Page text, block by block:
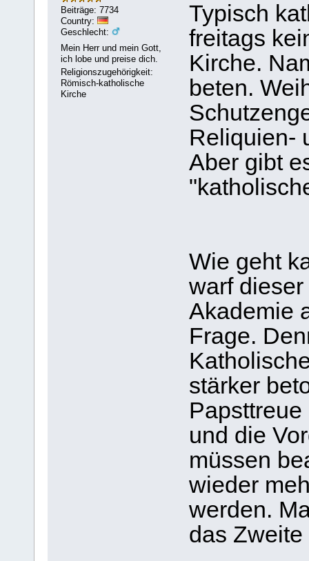
Beiträge: 7734
Country:
Geschlecht:
Mein Herr und mein Gott,
ich lobe und preise dich.
Religionszugehörigkeit:
Römisch-katholische
Kirche
Typisch
freitags
Kirche.
beten.
Reliquien-
Aber gibt
Wie geht
warf
Akademie
Frage.
stärker
und die
müssen
wieder
werden.
das